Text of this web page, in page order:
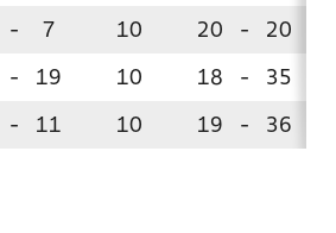
- 7 10 20 - 20
- 19 10 18 - 35
- 11 10 19 - 36